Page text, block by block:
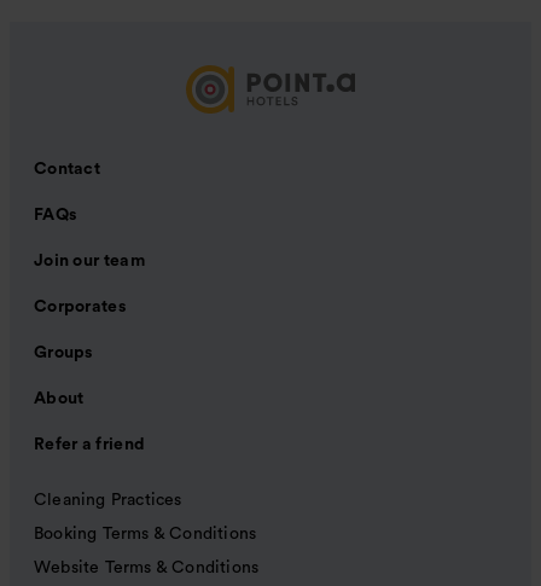
Contact
FAQs
Join our team
Corporates
Groups
About
Refer a friend
Cleaning Practices
Booking Terms & Conditions
Website Terms & Conditions